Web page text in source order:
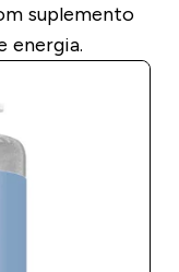
suplemento
energia.